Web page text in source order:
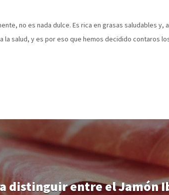
no es nada dulce. Es rica en grasas saludables y,
salud, y es por eso que hemos decidido contaros
distinguir entre el Jamón